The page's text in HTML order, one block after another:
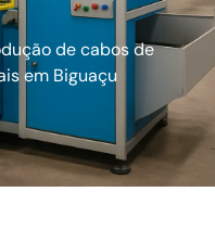
de cabos de
em Biguaçu